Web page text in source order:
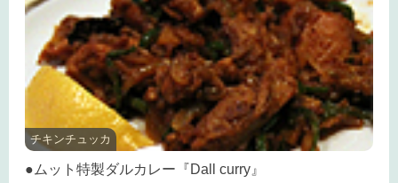
チキンチュッカ
●ムット特製ダルカレー『Dall curry』